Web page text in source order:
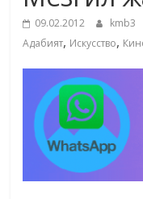
маданияты
жана
09.02.2012 kmb3
Адабият, Искусство,